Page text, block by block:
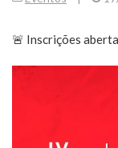
🚨 Inscrições